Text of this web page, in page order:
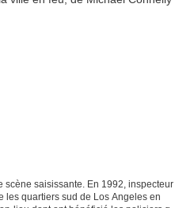
scène saisissante. En 1992, inspecteur
les quartiers sud de Los Angeles en